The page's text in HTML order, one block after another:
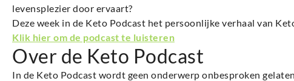
levensplezier door ervaart?
Deze week in de Keto Podcast het persoonlijke verhaal van
Klik hier om de podcast te luisteren
Over de Keto Podcast
In de Keto Podcast wordt geen onderwerp onbesproken